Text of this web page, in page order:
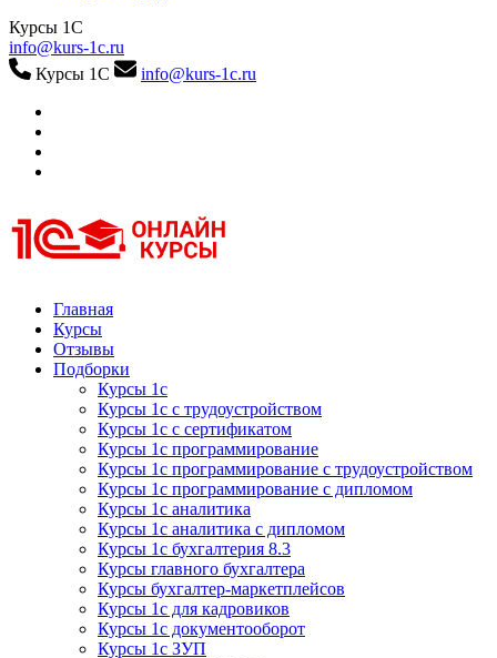
Курсы 1С
info@kurs-1c.ru
Курсы 1С
info@kurs-1c.ru
Курсы 1С
Курсы 1С официальная сертификация
Главная
Курсы
Отзывы
Подборки
Курсы 1с
Курсы 1с с трудоустройством
Курсы 1с с сертификатом
Курсы 1с программирование
Курсы 1с программирование с трудоустройством
Курсы 1с программирование с дипломом
Курсы 1с аналитика
Курсы 1с аналитика с дипломом
Курсы 1с бухгалтерия 8.3
Курсы главного бухгалтера
Курсы бухгалтер-маркетплейсов
Курсы 1с для кадровиков
Курсы 1с документооборот
Курсы 1с ЗУП